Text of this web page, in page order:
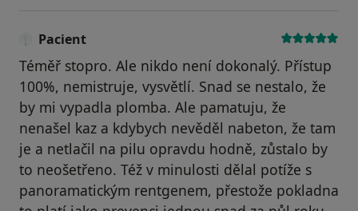
Pacient
Téměř stopro. Ale nikdo není dokonalý. Přístup
100%, nemistruje, vysvětlí. Snad se nestalo, že
by mi vypadla plomba. Ale pamatuju, že
nenašel kaz a kdybych nevěděl nabeton, že tam
je a netlačil na pilu opravdu hodně, zůstalo by
to neošetřeno. Též v minulosti dělal potíže s
panoramatickým rentgenem, přestože pokladna